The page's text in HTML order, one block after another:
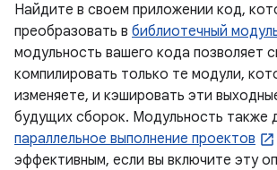
Найдите в своем приложении код,
преобразовать в библиотечный
модульность вашего кода позволяет
компилировать только те модули,
изменяете, и кэшировать эти
будущих сборок. Модульность также
параллельное выполнение проектов
эффективным, если вы включите эту